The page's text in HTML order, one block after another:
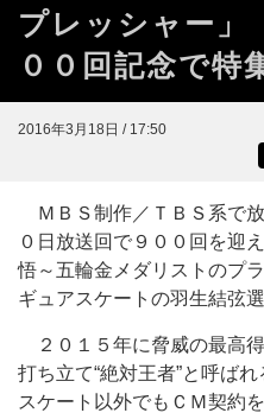
プレッシャー
００回記念で特
2016年3月18日 / 17:50
ＭＢＳ制作／ＴＢＳ系で
０日放送回で９００回を迎
悟～五輪金メダリストのプ
ギュアスケートの羽生結弦
２０１５年に脅威の最高
打ち立て“絶対王者”と呼ば
スケート以外でもＣＭ契約